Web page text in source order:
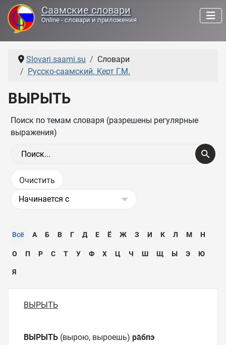
Саамские словари
Online - словари и приложения
Slovari.saami.su
Словари
Русско-саамский. Керт Г.М.
ВЫРЫТЬ
Поиск по темам словаря (разрешены регулярные
выражения)
Всё А Б В Г Д Е Ё Ж З И К Л М Н
О П Р С Т У Ф Х Ц Ч Ш Щ Ы Э Ю
Я
ВЫРЫТЬ
ВЫРЫТЬ (вырою, выроешь) ра̄бпэ